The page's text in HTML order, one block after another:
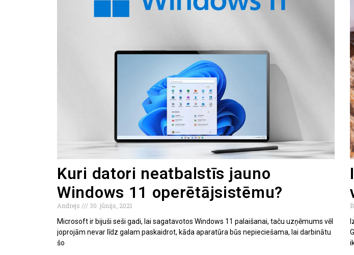
Kuri datori neatbalstīs jauno
Windows 11 operētājsistēmu?
Andrejs
30. jūnijs, 2021
Microsoft ir bijuši seši gadi, lai sagatavotos Windows 11 palaišanai, taču uzņēmums vēl
joprojām nevar līdz galam paskaidrot, kāda aparatūra būs nepieciešama, lai darbinātu
šo